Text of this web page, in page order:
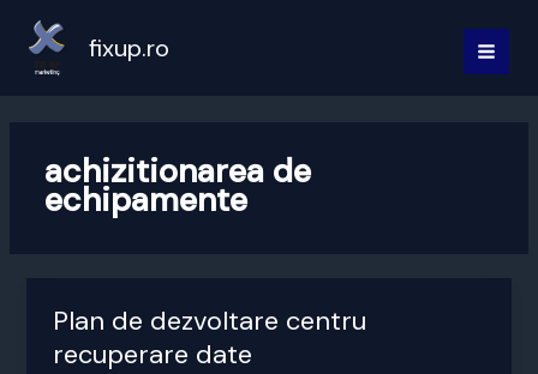
content
fixup.ro
achizitionarea de
echipamente
Plan de dezvoltare centru
recuperare date